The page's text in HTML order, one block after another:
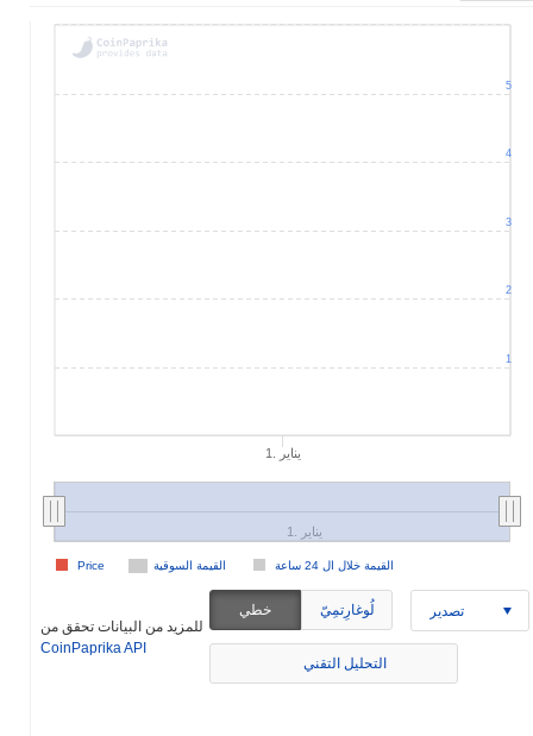
1. يناير
القيمة السوقية القيمة خلال ال 24 ساعة Price
1. يناير
1
2
3
4
5
للمزيد من البيانات تحقق من
CoinPaprika API
خطي لُوغارِتمِيّ تصدير
التحليل التقني